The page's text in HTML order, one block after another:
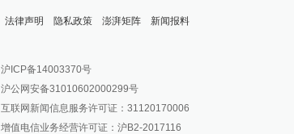
法律声明 隐私政策 澎湃矩阵
澎湃新闻公众号
澎湃新闻抖音号
派生万物开放平台
新闻报料
报料邮箱: news@thepaper.cn
沪ICP备14003370号
沪公网安备31010602000299号
互联网新闻信息服务许可证：31120170006
增值电信业务经营许可证：沪B2-2017116